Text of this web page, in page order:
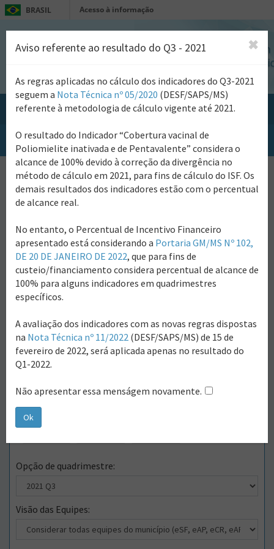
BRASIL Acesso à informação
SISAB
Alternar
navegação
Relatório de Indicadores 2018-
2021(descontinuado)
Acompanhe os indicadores de seu município por quadrimestre
Guia Preenchimento (PEC)
Guia Preenchimento (CDS)
Guia Implementação (Thrift)
Filtros para consulta:
Indicador:
Nível de visualização:
Como deseja visualizar?
Opção de quadrimestre:
Visão das Equipes:
✖
Aviso referente ao resultado do Q3 - 2021
As regras aplicadas no cálculo dos indicadores do Q3-2021
seguem a Nota Técnica nº 05/2020 (DESF/SAPS/MS)
referente à metodologia de cálculo vigente até 2021.
O resultado do Indicador “Cobertura vacinal de
Poliomielite inativada e de Pentavalente” considera o
alcance de 100% devido à correção da divergência no
método de cálculo em 2021, para fins de cálculo do ISF. Os
demais resultados dos indicadores estão com o percentual
de alcance real.
No entanto, o Percentual de Incentivo Financeiro
apresentado está considerando a Portaria GM/MS Nº 102,
DE 20 DE JANEIRO DE 2022, que para fins de
custeio/financiamento considera percentual de alcance de
100% para alguns indicadores em quadrimestres
específicos.
A avaliação dos indicadores com as novas regras dispostas
na Nota Técnica nº 11/2022 (DESF/SAPS/MS) de 15 de
fevereiro de 2022, será aplicada apenas no resultado do
Q1-2022.
Não apresentar essa menságem novamente.
Ok